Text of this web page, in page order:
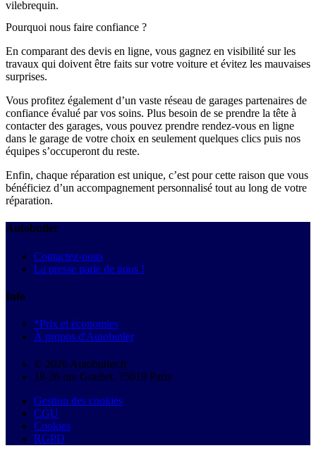
vilebrequin.
Pourquoi nous faire confiance ?
En comparant des devis en ligne, vous gagnez en visibilité sur les
travaux qui doivent être faits sur votre voiture et évitez les mauvaises
surprises.
Vous profitez également d’un vaste réseau de garages partenaires de
confiance évalué par vos soins. Plus besoin de se prendre la tête à
contacter des garages, vous pouvez prendre rendez-vous en ligne
dans le garage de votre choix en seulement quelques clics puis nos
équipes s’occuperont du reste.
Enfin, chaque réparation est unique, c’est pour cette raison que vous
bénéficiez d’un accompagnement personnalisé tout au long de votre
réparation.
Autobutler
Contactez-nous
La presse parle de nous !
Info
*Prix et économies
À propos d'Autobutler
© 2026 Autobutler.fr
18-26 rue Goubet, 75019 Paris
Gestion des cookies
CGU
Cookies
RGPD